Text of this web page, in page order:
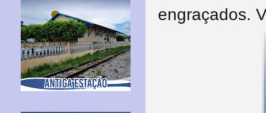
engraçados.